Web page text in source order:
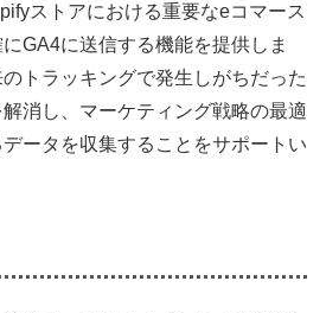
ストアにおける重要なeコマース
GA4に送信する機能を提供しま
トラッキングで発生しがちだった
消し、マーケティング戦略の最適
ータを収集することをサポートい